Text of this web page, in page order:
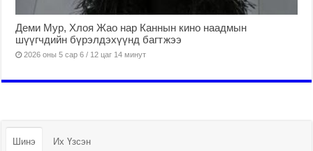
Деми Мур, Хлоя Жао нар Каннын кино наадмын
шүүгчдийн бүрэлдэхүүнд багтжээ
2026 оны 5 сар 6 / 12 цаг 14 минут
Шинэ Их Үзсэн